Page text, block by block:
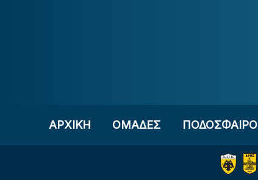
ΑΡΧΙΚΗ OΜΑΔΕΣ ΠΟΔΟΣΦΑΙΡΟ